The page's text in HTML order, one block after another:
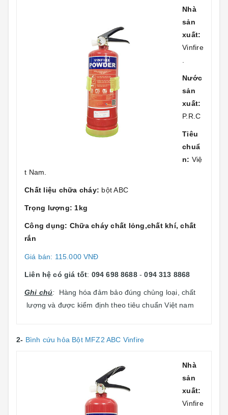
Nhà
sản
xuất:
Vinfire
Nước
sản
xuất:
P.R.C
Tiêu
chuẩ
n: Việ
t Nam.
Chất liệu chữa cháy: bột ABC
Trọng lượng: 1kg
Công dụng: Chữa cháy chất lỏng,chất khí, chất
rắn
Giá bán: 115.000 VNĐ
Liên hệ có giá tốt: 094 698 8688-094 313 8868
Ghi chú: Hàng hóa đảm bảo đúng chủng loại, chất
lượng và được kiểm định theo tiêu chuẩn Việt nam
2- Bình cứu hỏa Bột MFZ2 ABC Vinfire
Nhà
sản
xuất:
Vinfire